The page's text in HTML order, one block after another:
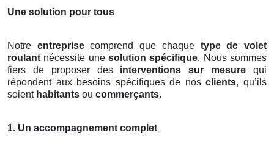
Une solution pour tous
Notre entreprisecomprend que chaque type de volet
roulant nécessite une solution spécifique. Nous sommes
fiers de proposer des interventions sur mesure qui
répondent aux besoins spécifiques de nosclients, qu’ils
soient habitants ou commerçants.
1. Un accompagnement complet